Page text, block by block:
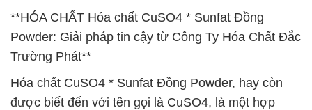
**HÓA CHẤT Hóa chất CuSO4 * Sunfat Đồng
Powder: Giải pháp tin cậy từ Công Ty Hóa Chất Đắc
Trường Phát**
Hóa chất CuSO4 * Sunfat Đồng Powder, hay còn
được biết đến với tên gọi là CuSO4, là một hợp